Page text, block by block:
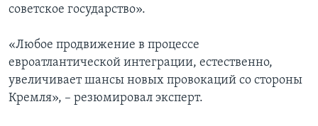
советское государство».
«Любое продвижение в процессе
евроатлантической интеграции, естественно,
увеличивает шансы новых провокаций со стороны
Кремля», – резюмировал эксперт.